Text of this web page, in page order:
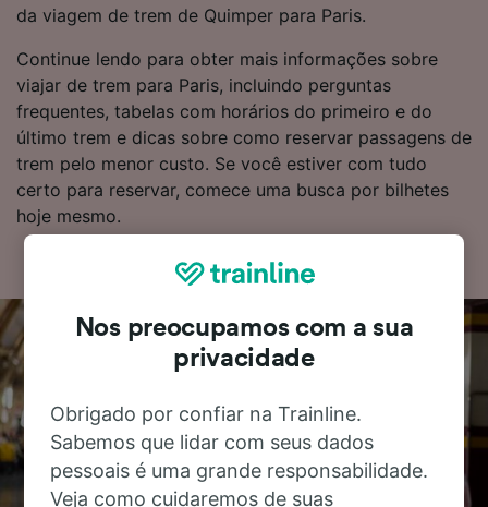
da viagem de trem de Quimper para Paris.
Continue lendo para obter mais informações sobre
viajar de trem para Paris, incluindo perguntas
frequentes, tabelas com horários do primeiro e do
último trem e dicas sobre como reservar passagens de
trem pelo menor custo. Se você estiver com tudo
certo para reservar, comece uma busca por bilhetes
hoje mesmo.
Nos preocupamos com a sua
privacidade
Obrigado por confiar na Trainline.
Sabemos que lidar com seus dados
pessoais é uma grande responsabilidade.
Veja como cuidaremos de suas